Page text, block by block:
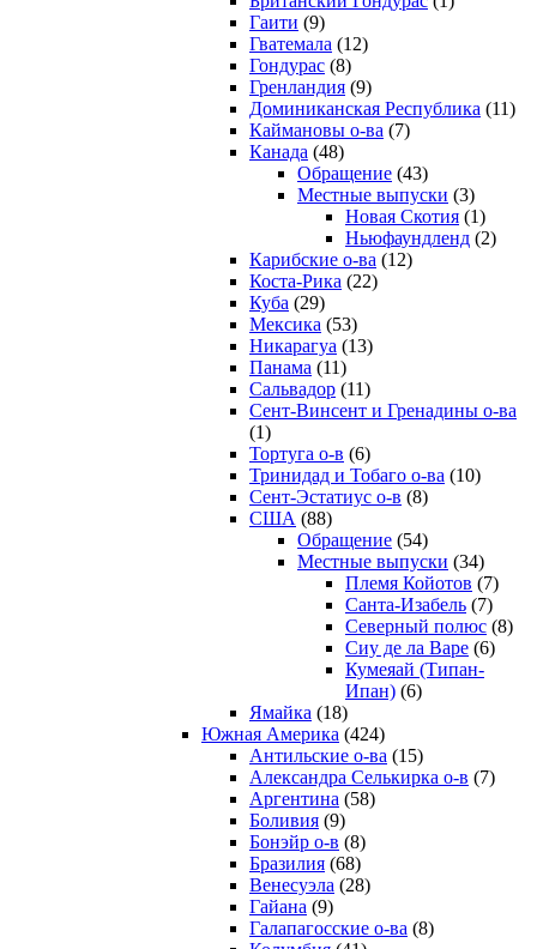
Гаити (9)
Гватемала (12)
Гондурас (8)
Гренландия (9)
Доминиканская Республика (11)
Каймановы о-ва (7)
Канада (48)
Обращение (43)
Местные выпуски (3)
Новая Скотия (1)
Ньюфаундленд (2)
Карибские о-ва (12)
Коста-Рика (22)
Куба (29)
Мексика (53)
Никарагуа (13)
Панама (11)
Сальвадор (11)
Сент-Винсент и Гренадины о-ва
(1)
Тортуга о-в (6)
Тринидад и Тобаго о-ва (10)
Сент-Эстатиус о-в (8)
США (88)
Обращение (54)
Местные выпуски (34)
Племя Койотов (7)
Санта-Изабель (7)
Северный полюс (8)
Сиу де ла Варе (6)
Кумеяай (Типан-
Ипан) (6)
Ямайка (18)
Южная Америка (424)
Антильские о-ва (15)
Александра Селькирка о-в (7)
Аргентина (58)
Боливия (9)
Бонэйр о-в (8)
Бразилия (68)
Венесуэла (28)
Гайана (9)
Галапагосские о-ва (8)